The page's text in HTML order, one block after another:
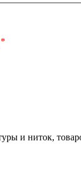
*
и ниток,